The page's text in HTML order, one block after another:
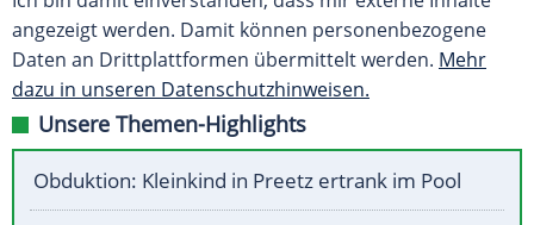
angezeigt werden. Damit können personenbezogene
Daten an Drittplattformen übermittelt werden. Mehr
dazu in unseren Datenschutzhinweisen.
Unsere Themen-Highlights
Obduktion: Kleinkind in Preetz ertrank im Pool